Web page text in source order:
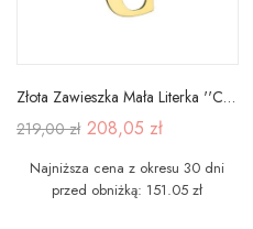
Złota Zawieszka Mała Literka ''C'' pr 585
219,00 zł 208,05 zł
Najniższa cena z okresu 30 dni
przed obniżką: 151.05 zł